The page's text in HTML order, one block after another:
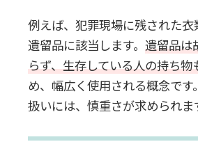
まとめ：遺留品の処分
場合は専門業者に依頼
例えば、犯罪現場に残された
遺留品に該当します。 遺留品は
らず、生存している人の持ち物
め、幅広く使用される概念です
扱いには、慎重さが求められま